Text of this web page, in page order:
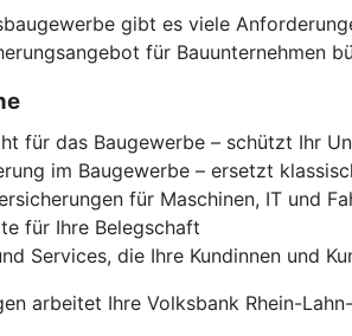
gibt es viele
für Bauunternehmen
für das Baugewerbe – schützt Ihr
im Baugewerbe – ersetzt
für Maschinen, IT und
für Ihre Belegschaft
Services, die Ihre Kundinnen und
arbeitet Ihre Volksbank Rhein-